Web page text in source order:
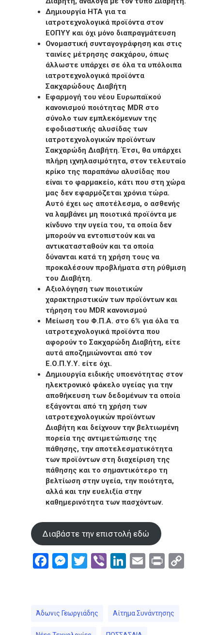
Δημιουργία ΗΤΑ για τα
ιατροτεχνολογικά προϊόντα στον
ΕΟΠΥΥ και όχι μόνο διαπραγμάτευση
Ονομαστική συνταγογράφηση και στις
ταινίες μέτρησης σακχάρου, όπως
άλλωστε υπάρχει σε όλα τα υπόλοιπα
ιατροτεχνολογικά προϊόντα
Σακχαρώδους Διαβήτη
Εφαρμογή του νέου Ευρωπαϊκού
κανονισμού ποιότητας MDR στο
σύνολο των εμπλεκόμενων της
εφοδιαστικής αλυσίδας των
ιατροτεχνολογικών προϊόντων
Σακχαρώδη Διαβήτη. Έτσι, θα υπάρχει
πλήρη ιχνηλασιμότητα, στον τελευταίο
κρίκο της παραπάνω αλυσίδας που
είναι το φαρμακείο, κάτι που στη χώρα
μας δεν εφαρμόζεται χρόνια τώρα.
Αυτό έχει ως αποτέλεσμα, ο ασθενής
να λαμβάνει μη ποιοτικά προϊόντα με
κίνδυνο την υγεία του, τα οποία δεν
μπορούν να εντοπιστούν και να
αντικατασταθούν και τα οποία
δύνανται κατά τη χρήση τους να
προκαλέσουν προβλήματα στη ρύθμιση
του Διαβήτη.
Αξιολόγηση των ποιοτικών
χαρακτηριστικών των προϊόντων και
τήρηση του MDR κανονισμού
Μείωση του Φ.Π.Α. στο 6% για όλα τα
ιατροτεχνολογικά προϊόντα που
αφορούν το Σακχαρώδη Διαβήτη, είτε
αυτά αποζημιώνονται από τον
Ε.Ο.Π.Υ.Υ. είτε όχι.
Δημιουργία ειδικής υποενότητας στον
ηλεκτρονικό φάκελο υγείας για την
αποθήκευση των δεδομένων τα οποία
εξάγονται από τη χρήση των
ιατροτεχνολογικών προϊόντων
Διαβήτη και δείχνουν την βελτιωμένη
πορεία της αντιμετώπισης της
πάθησης, την αποτελεσματικότητα
των προϊόντων στη διαχείριση της
πάθησης και το σημαντικότερο τη
βελτίωση στην υγεία, την ποιότητα,
αλλά και την ευελιξία στην
καθημερινότητα των πασχόντων.
Διαβάστε την επιστολή εδώ
Facebook
Messenger
Twitter
ViberLinkedIn
Email
Print
Άδωνις Γεωργιάδης Αίτημα Συνάντησης